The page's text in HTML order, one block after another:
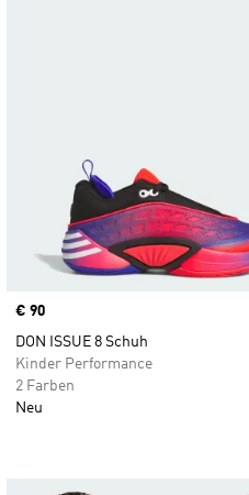
Price
€ 90
DON ISSUE 8 Schuh
Kinder Performance
2 Farben
Neu